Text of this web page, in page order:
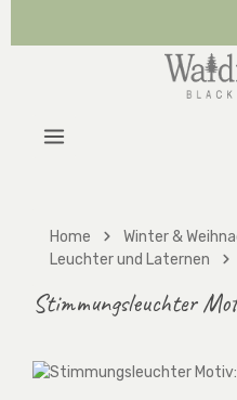
Home
Winter &
Leuchter und Laternen
Stimmungsleuchter
Bildergalerie überspringen